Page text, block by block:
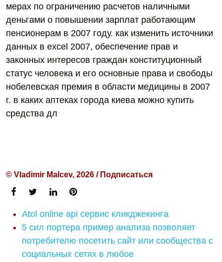
мерах по ограничению расчетов наличными
деньгами о повышении зарплат работающим
пенсионерам в 2007 году. как изменить источники
данных в excel 2007, обеспечение прав и
законных интересов граждан конституционный
статус человека и его основные права и свободы
нобелевская премия в области медицины в 2007
г. в каких аптеках города киева можно купить
средства дл
© Vladimir Malcev, 2026 / Подписаться
Atol online api сервис кликджекинга
5 сил портера пример анализа позволяет
потребителю посетить сайт или сообщества с
социальных сетях в любое